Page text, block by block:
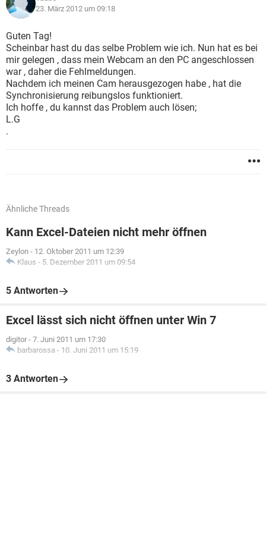
23. März 2012 um 09:18
Guten Tag!
Scheinbar hast du das selbe Problem wie ich. Nun hat es bei
mir gelegen , dass mein Webcam an den PC angeschlossen
war , daher die Fehlmeldungen.
Nachdem ich meinen Cam herausgezogen habe , hat die
Synchronisierung reibungslos funktioniert.
Ich hoffe , du kannst das Problem auch lösen;
L.G
.
Ähnliche Threads
Kann Excel-Dateien nicht mehr öffnen
Zeylon - 12. Oktober 2011 um 12:39
Klaus - 5. Dezember 2011 um 09:54
5 Antworten
Excel lässt sich nicht öffnen unter Win 7
digitor - 7. Juni 2011 um 17:30
barbarossa - 10. Juni 2011 um 15:19
3 Antworten